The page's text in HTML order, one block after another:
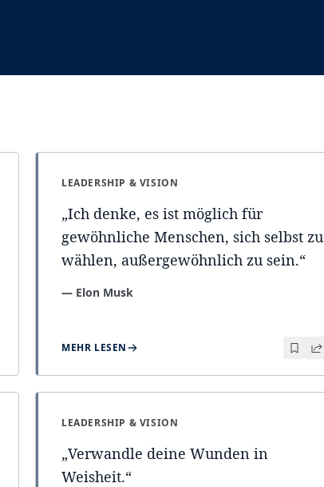
LEADERSHIP & VISION
„Ich denke, es ist möglich für
gewöhnliche Menschen, sich selbst zu
wählen, außergewöhnlich zu sein.“
— Elon Musk
MEHR LESEN
LEADERSHIP & VISION
„Verwandle deine Wunden in
Weisheit.“